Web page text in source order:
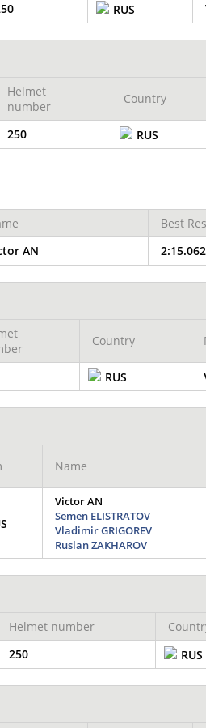
RUS
Helmet
number
Country
250 RUS
Best
AN 2:15.062
Country
RUS
Name
Victor AN
Semen ELISTRATOV
Vladimir GRIGOREV
Ruslan ZAKHAROV
Helmet number
250 RUS